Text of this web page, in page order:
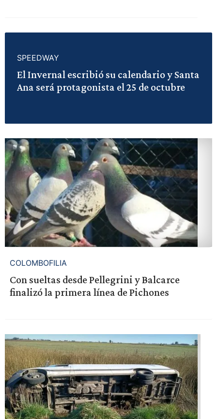
SPEEDWAY
El Invernal escribió su calendario y Santa
Ana será protagonista el 25 de octubre
COLOMBOFILIA
Con sueltas desde Pellegrini y Balcarce
finalizó la primera línea de Pichones